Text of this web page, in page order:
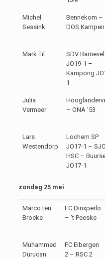
Michel
Sessink
Bennekom –
DOS Kampen
Mark Til
SDV
JO19-1 –
Kampong
1
Julia
Vermeer
– ONA ’53
Lars
Westendorp
Lochem SP
JO17-1 – SJO
HSC –
JO17-1
zondag 25 mei
Marco ten
Broeke
FC Dinxperlo
– ’t Peeske
Muhammed
Durucan
FC Eibergen
2 – RSC 2